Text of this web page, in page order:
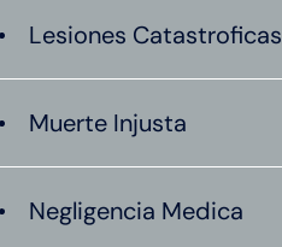
Lesiones Catastroficas
Muerte Injusta
Negligencia Medica